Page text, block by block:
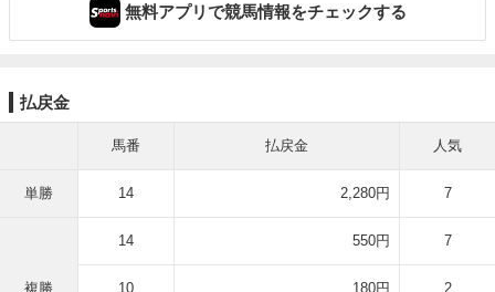
無料アプリで競馬情報をチェックする
払戻金
馬番 払戻金 人気
単勝 14 2,280円 7
複勝
14 550円 7
10 180円 2